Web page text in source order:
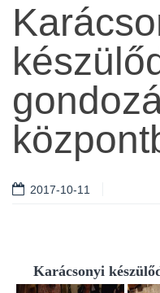
2017-10-11
Karácsonyi